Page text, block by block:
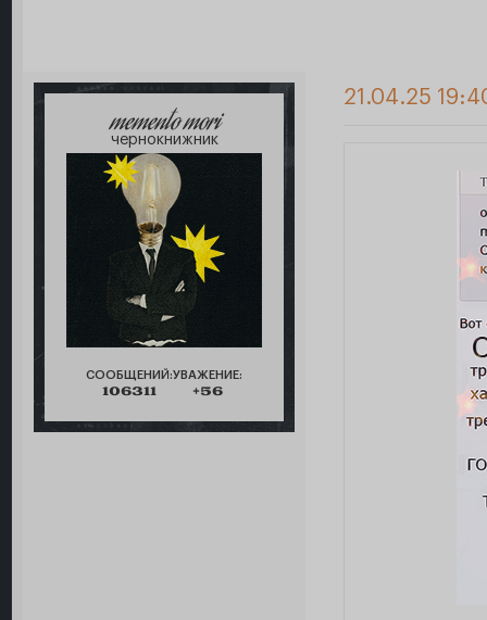
memento mori
чернокнижник
СООБЩЕНИЙ:
106311
УВАЖЕНИЕ:
+56
21.04.25